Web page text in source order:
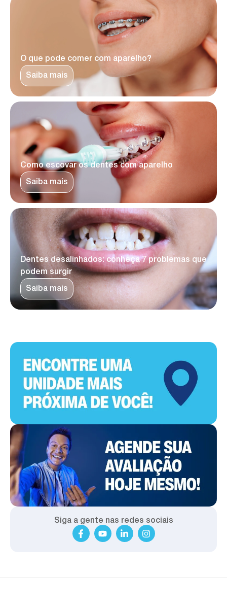
O que pode comer com aparelho?
Saiba mais
Como escovar os dentes com aparelho
Saiba mais
Dentes desalinhados: conheça 7 problemas que
podem surgir
Saiba mais
Siga a gente nas redes sociais